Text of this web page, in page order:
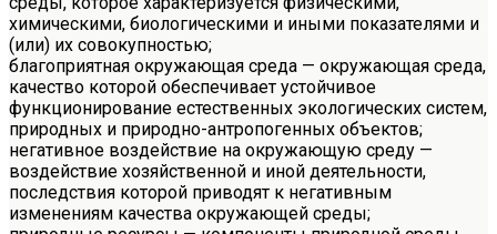
химическими, биологическими и иными показателями и
(или) их совокупностью;
благоприятная окружающая среда — окружающая среда,
качество которой обеспечивает устойчивое
функционирование естественных экологических систем,
природных и природно-антропогенных объектов;
негативное воздействие на окружающую среду —
воздействие хозяйственной и иной деятельности,
последствия которой приводят к негативным
изменениям качества окружающей среды;